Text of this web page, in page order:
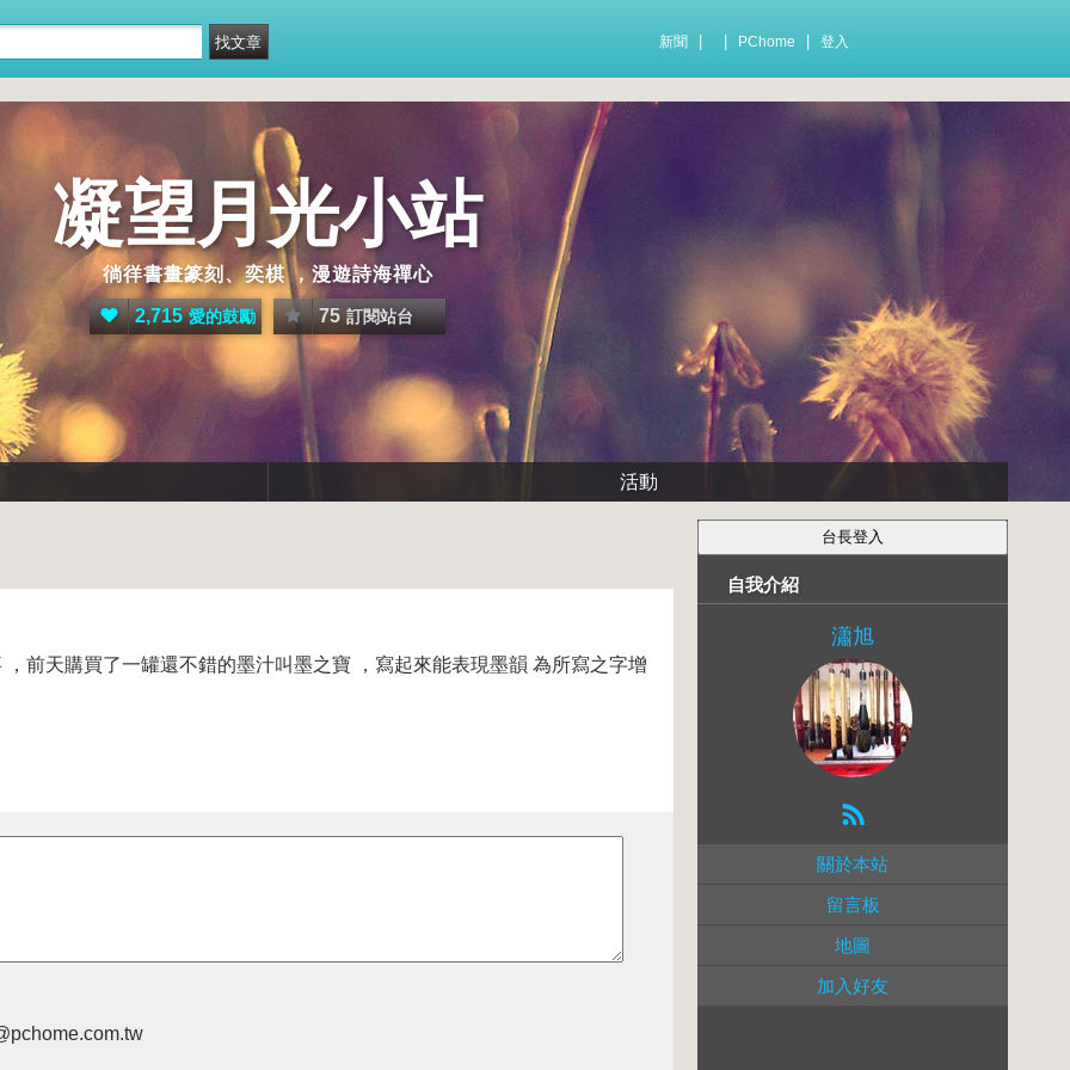
新聞 PChome 登入
凝望月光小站
徜徉書畫篆刻、奕棋 ，漫遊詩海禪心
2,715 愛的鼓勵 75 訂閱站台
活動
前天購買了一罐還不錯的墨汁叫墨之寶 ，寫起來能表現墨韻 為所寫之字增
自我介紹
瀟旭
關於本站
留言板
地圖
加入好友